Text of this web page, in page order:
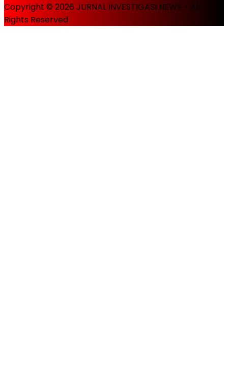
Copyright © 2026 JURNAL INVESTIGASI NEWS - All
Rights Reserved